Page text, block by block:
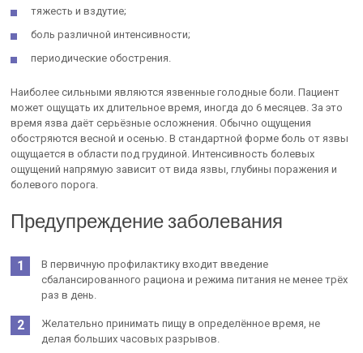
тяжесть и вздутие;
боль различной интенсивности;
периодические обострения.
Наиболее сильными являются язвенные голодные боли. Пациент
может ощущать их длительное время, иногда до 6 месяцев. За это
время язва даёт серьёзные осложнения. Обычно ощущения
обостряются весной и осенью. В стандартной форме боль от язвы
ощущается в области под грудиной. Интенсивность болевых
ощущений напрямую зависит от вида язвы, глубины поражения и
болевого порога.
Предупреждение заболевания
В первичную профилактику входит введение
сбалансированного рациона и режима питания не менее трёх
раз в день.
Желательно принимать пищу в определённое время, не
делая больших часовых разрывов.